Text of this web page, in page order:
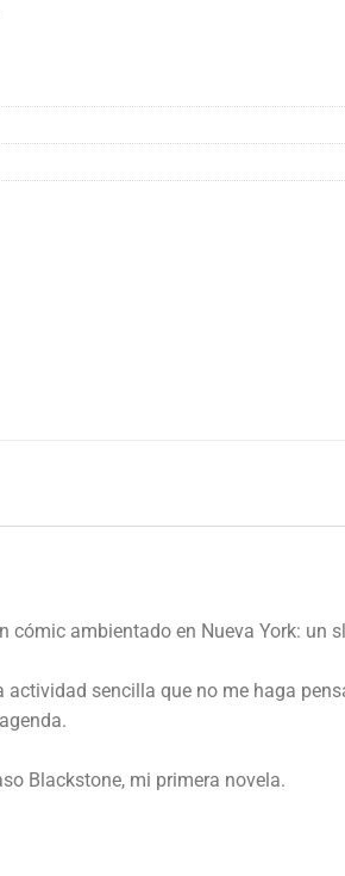
ambientado en Nueva York: un
sencilla que no me haga
Blackstone, mi primera novela.